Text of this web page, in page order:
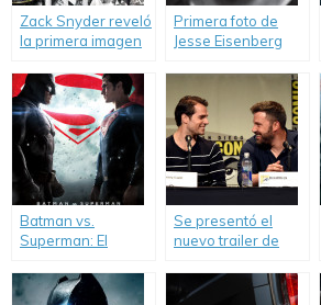
Zack Snyder reveló
la primera imagen
en su cuenta de
Twitter.
Primera foto de
Jesse Eisenberg
Superman: Dawn
of Justice».
Batman vs.
Superman: El
Justicia (Batman v
Superman: Dawn
Se presentó el
nuevo trailer de
Superman: El
Origen de la